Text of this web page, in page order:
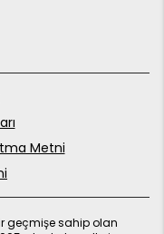
Metni
geçmişe sahip olan